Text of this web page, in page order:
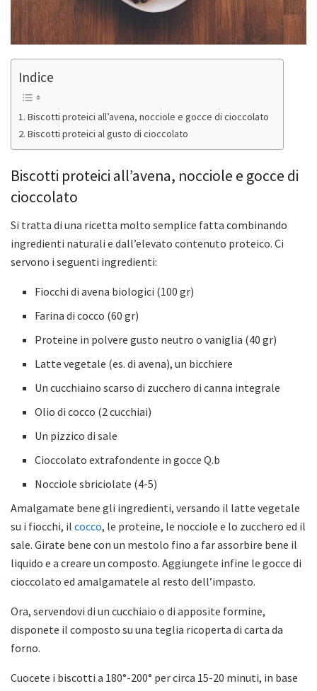
Indice
Biscotti proteici all’avena, nocciole e gocce di cioccolato
Biscotti proteici al gusto di cioccolato
Biscotti proteici all’avena, nocciole e gocce di
cioccolato
Si tratta di una ricetta molto semplice fatta combinando
ingredienti naturali e dall’elevato contenuto proteico. Ci
servono i seguenti ingredienti:
Fiocchi di avena biologici (100 gr)
Farina di cocco (60 gr)
Proteine in polvere gusto neutro o vaniglia (40 gr)
Latte vegetale (es. di avena), un bicchiere
Un cucchiaino scarso di zucchero di canna integrale
Olio di cocco (2 cucchiai)
Un pizzico di sale
Cioccolato extrafondente in gocce Q.b
Nocciole sbriciolate (4-5)
Amalgamate bene gli ingredienti, versando il latte vegetale
su i fiocchi, il cocco, le proteine, le nocciole e lo zucchero ed il
sale. Girate bene con un mestolo fino a far assorbire bene il
liquido e a creare un composto. Aggiungete infine le gocce di
cioccolato ed amalgamatele al resto dell’impasto.
Ora, servendovi di un cucchiaio o di apposite formine,
disponete il composto su una teglia ricoperta di carta da
forno.
Cuocete i biscotti a 180°-200° per circa 15-20 minuti, in base